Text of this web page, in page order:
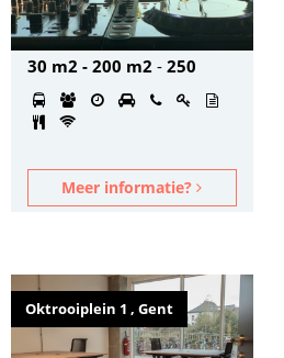
30 m2 - 200 m2 - 250
Meer informatie?
Oktrooiplein 1 , Gent